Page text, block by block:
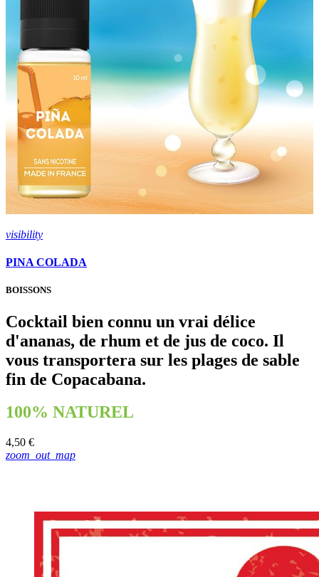
visibility
PINA COLADA
BOISSONS
Cocktail bien connu un vrai délice
d'ananas, de rhum et de jus de coco. Il
vous transportera sur les plages de sable
fin de Copacabana.
100% NATUREL
4,50 €
zoom_out_map